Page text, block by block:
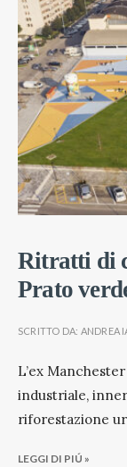
Ritratti di
Prato
SCRITTO DA: ANDREA
L’ex
industriale,
riforestazione
LEGGI DI PIÚ »